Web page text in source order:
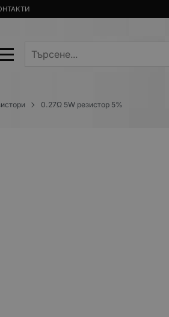
0.27Ω 5W резистор 5%